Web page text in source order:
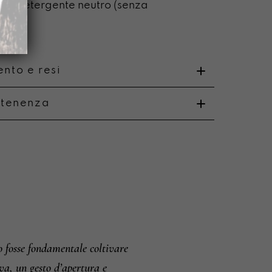
detergente neutro (senza
e resi
fondamentale coltivare
un gesto d’apertura e